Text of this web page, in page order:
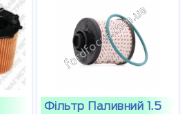
Фільтр Паливний 1.5